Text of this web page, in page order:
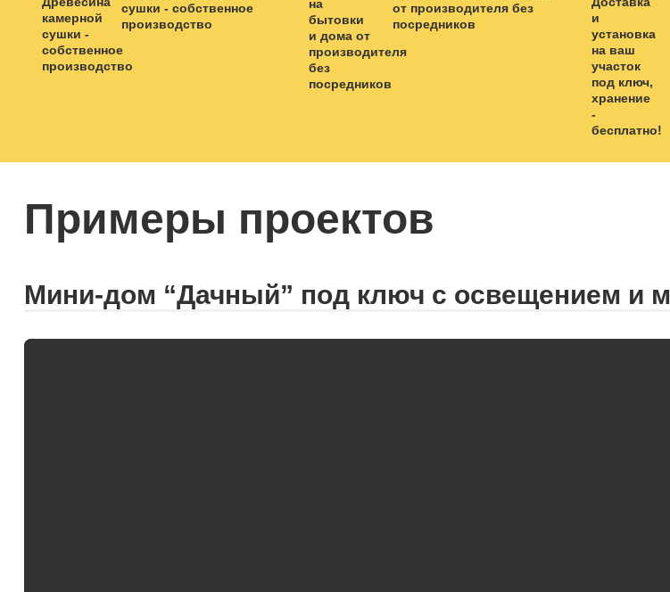
сушки - собственное
производство
от производителя без
посредников
Примеры проектов
Мини-дом “Дачный” под ключ с освещением и